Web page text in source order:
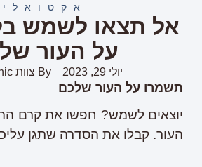
אקטואלי
אל תצאו לשמש
על העור
יולי 29, 2023 By צוות now-chic
תשמרו על העור שלכם
יוצאים לשמש? חפשו את קרם
העור. קבלו את הסדרה שתגן